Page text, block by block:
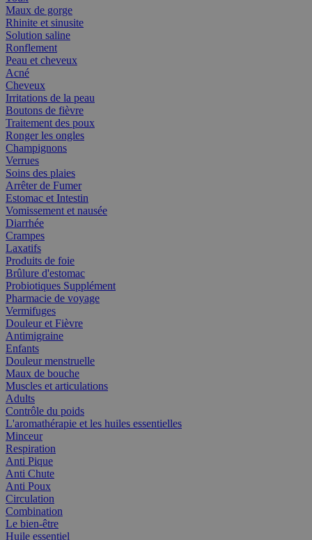
Maux de gorge
Rhinite et sinusite
Solution saline
Ronflement
Peau et cheveux
Acné
Cheveux
Irritations de la peau
Boutons de fièvre
Traitement des poux
Ronger les ongles
Champignons
Verrues
Soins des plaies
Arrêter de Fumer
Estomac et Intestin
Vomissement et nausée
Diarrhée
Crampes
Laxatifs
Produits de foie
Brûlure d'estomac
Probiotiques Supplément
Pharmacie de voyage
Vermifuges
Douleur et Fièvre
Antimigraine
Enfants
Douleur menstruelle
Maux de bouche
Muscles et articulations
Adults
Contrôle du poids
L'aromathérapie et les huiles essentielles
Minceur
Respiration
Anti Pique
Anti Chute
Anti Poux
Circulation
Combination
Le bien-être
Huile essentiel